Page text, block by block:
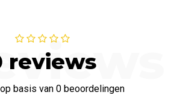
reviews
basis van 0 beoordelingen